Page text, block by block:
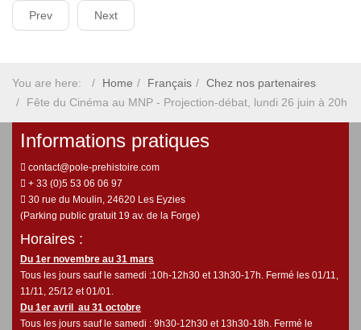
Prev Next
You are here: Home Français
Chez nos partenaires
Fête du Cinéma au MNP - Projection-débat, lundi 26 juin à 20h
Informations pratiques
contact@pole-prehistoire.com
+ 33 (0)5 53 06 06 97
30 rue du Moulin, 24620 Les Eyzies
(Parking public gratuit 19 av. de la Forge)
Horaires :
Du 1er novembre au 31 mars
Tous les jours sauf le samedi :10h-12h30 et 13h30-17h. Fermé les 01/11,
11/11, 25/12 et 01/01.
Du 1er avril au 31 octobre
Tous les jours sauf le samedi : 9h30-12h30 et 13h30-18h. Fermé le